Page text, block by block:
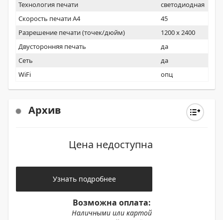
производительности.
Технология печати
светодиодная
Скорость печати А4
45
Разрешение печати (точек/дюйм)
1200 x 2400
Двусторонняя печать
да
Сеть
да
WiFi
опц
Архив
Цена недоступна
Узнать подробнее
Возможна оплата:
Наличными или картой